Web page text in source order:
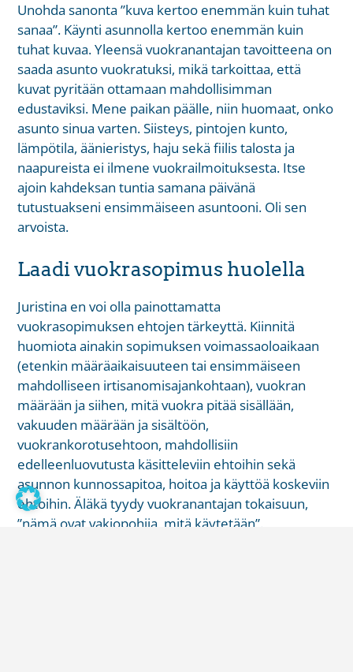
Unohda sanonta ”kuva kertoo enemmän kuin tuhat
sanaa”. Käynti asunnolla kertoo enemmän kuin
tuhat kuvaa. Yleensä vuokranantajan tavoitteena on
saada asunto vuokratuksi, mikä tarkoittaa, että
kuvat pyritään ottamaan mahdollisimman
edustaviksi. Mene paikan päälle, niin huomaat, onko
asunto sinua varten. Siisteys, pintojen kunto,
lämpötila, äänieristys, haju sekä fiilis talosta ja
naapureista ei ilmene vuokrailmoituksesta. Itse
ajoin kahdeksan tuntia samana päivänä
tutustuakseni ensimmäiseen asuntooni. Oli sen
arvoista.
Laadi vuokrasopimus huolella
Juristina en voi olla painottamatta
vuokrasopimuksen ehtojen tärkeyttä. Kiinnitä
huomiota ainakin sopimuksen voimassaoloaikaan
(etenkin määräaikaisuuteen tai ensimmäiseen
mahdolliseen irtisanomisajankohtaan), vuokran
määrään ja siihen, mitä vuokra pitää sisällään,
vakuuden määrään ja sisältöön,
vuokrankorotusehtoon, mahdollisiin
edelleenluovutusta käsitteleviin ehtoihin sekä
asunnon kunnossapitoa, hoitoa ja käyttöä koskeviin
ehtoihin. Äläkä tyydy vuokranantajan tokaisuun,
”nämä ovat vakiopohjia, mitä käytetään”.